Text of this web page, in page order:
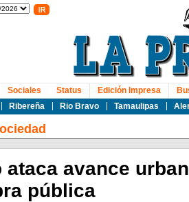
Ribereña Rio Bravo Tamaulipas
Sociales Status Edición Impresa
ataca avance
pública